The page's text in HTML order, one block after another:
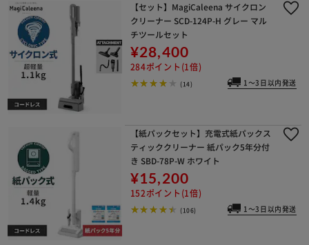
【セット】MagiCaleena サイクロン
クリーナー SCD-124P-H グレー マル
チツールセット
¥28,400
284ポイント(1倍)
(14) 1～3日以内発送
【紙パックセット】充電式紙パックス
ティッククリーナー 紙パック5年分付
き SBD-78P-W ホワイト
¥15,200
152ポイント(1倍)
(106) 1～3日以内発送